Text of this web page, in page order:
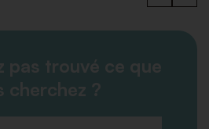
pas trouvé ce que
cherchez ?